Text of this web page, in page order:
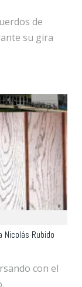
de
su gira
Rubido
con el